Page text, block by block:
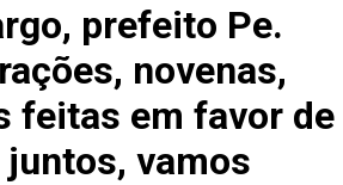
prefeito Pe.
novenas,
feitas em favor de
vamos